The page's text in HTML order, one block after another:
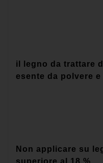
il legno da trattare
esente da polvere e
Non applicare su